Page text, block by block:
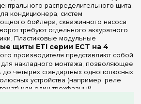
распределительного щита.
кондиционера, систем
бойлера, скважинного насоса
требуют отдельного аккуратного
Пластиковые модульные
щиты ETI серии ECT на 4
производителя представляют собой
накладного монтажа, позволяющее
до четырех стандартных однополюсных
устройства (например, реле
или один трехфазный